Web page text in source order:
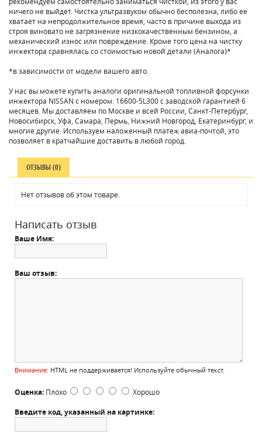
ничего не выйдет. Чистка ультразвуком обычно бесполезна, либо ее
хватает на непродолжительное время, часто в причине выхода из
строя виновато не загрязнение низкокачественным бензином, а
механический износ или повреждение. Кроме того цена на чистку
инжектора сравнялась со стоимостью новой детали (Аналога)*
*в зависимости от модели вашего авто.
У нас вы можете купить аналоги оригинальной топливной форсунки
инжектора NISSAN с номером: 16600-5L300 с заводской гарантией 6
месяцев. Мы доставляем по Москве и всей России, Санкт-Петербург,
Новосибирск, Уфа, Самара, Пермь, Нижний Новгород, Екатеринбург, и
многие другие. Используем наложенный платеж авиа-почтой, это
позволяет в кратчайшие доставить в любой город.
ОТЗЫВЫ (0)
Нет отзывов об этом товаре.
Написать отзыв
Ваше Имя:
Ваш отзыв:
Внимание: HTML не поддерживается! Используйте обычный текст.
Оценка: Плохо Хорошо
Введите код, указанный на картинке: